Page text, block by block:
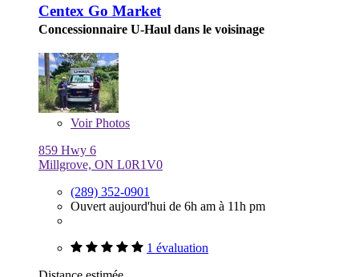
Centex Go Market
Concessionnaire U-Haul dans le voisinage
VoirPhotos
859 Hwy 6
Millgrove, ON L0R1V0
(289) 352-0901
Ouvert aujourd'hui de 6h am à 11h pm
1 évaluation